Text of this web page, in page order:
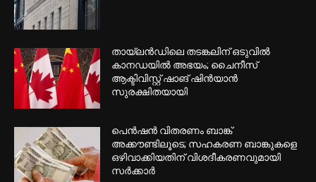
തായ്‌ലൻഡിലെ തടങ്കലിന് ഒടുവിൽ
കാനഡയിൽ അഭയം; ചൈനീസ്
ആക്ടിവിസ്റ്റ് ഷാങ് ഷിൻയാൻ
സുരക്ഷിതയായി
പെൻഷൻ വിതരണം ബാങ്ക്
അക്കൗണ്ടിലൂടെ; സഹകരണ ബാങ്കുകളെ
ഒഴിവാക്കിയതിന് വിശദീകരണവുമായി
സർക്കാർ